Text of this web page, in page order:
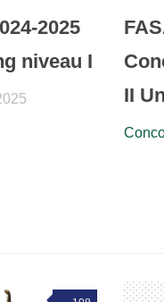
2025
niveau I
II